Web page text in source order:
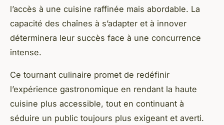
l’accès à une cuisine raffinée mais abordable. La
capacité des chaînes à s’adapter et à innover
déterminera leur succès face à une concurrence
intense.
Ce tournant culinaire promet de redéfinir
l’expérience gastronomique en rendant la haute
cuisine plus accessible, tout en continuant à
séduire un public toujours plus exigeant et averti.